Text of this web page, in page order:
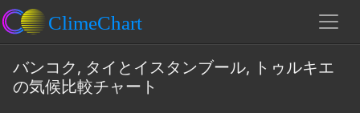
バンコク, タイとイスタンブール, トゥルキエ
の気候比較チャート